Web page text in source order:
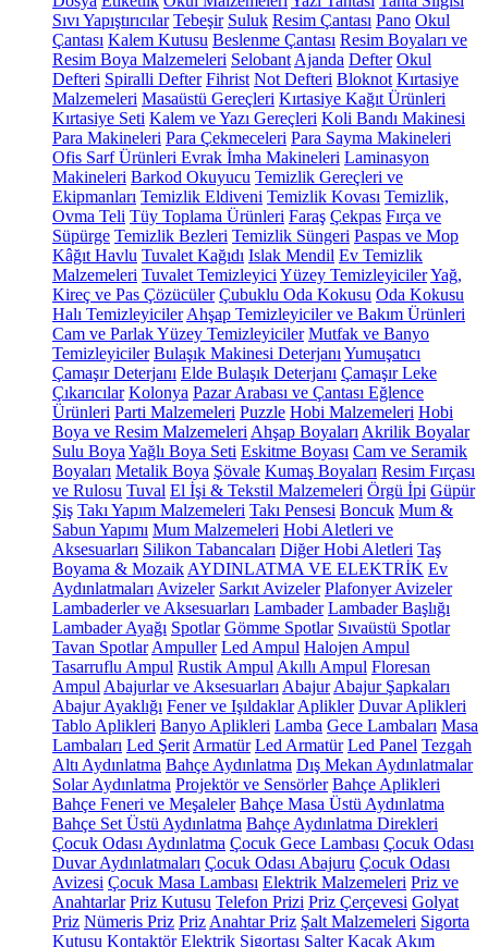
Sıvı Yapıştırıcılar Tebeşir Suluk Resim Çantası Pano Okul
Çantası Kalem Kutusu Beslenme Çantası Resim Boyaları ve
Resim Boya Malzemeleri Selobant Ajanda Defter Okul
Defteri Spiralli Defter Fihrist Not Defteri Bloknot Kırtasiye
Malzemeleri Masaüstü Gereçleri Kırtasiye Kağıt Ürünleri
Kırtasiye Seti Kalem ve Yazı Gereçleri Koli Bandı Makinesi
Para Makineleri Para Çekmeceleri Para Sayma Makineleri
Ofis Sarf Ürünleri Evrak İmha Makineleri Laminasyon
Makineleri Barkod Okuyucu Temizlik Gereçleri ve
Ekipmanları Temizlik Eldiveni Temizlik Kovası Temizlik,
Ovma Teli Tüy Toplama Ürünleri Faraş Çekpas Fırça ve
Süpürge Temizlik Bezleri Temizlik Süngeri Paspas ve Mop
Kâğıt Havlu Tuvalet Kağıdı Islak Mendil Ev Temizlik
Malzemeleri Tuvalet Temizleyici Yüzey TemizleyicilerYağ,
Kireç ve Pas Çözücüler Çubuklu Oda Kokusu Oda Kokusu
Halı Temizleyiciler Ahşap Temizleyiciler ve Bakım Ürünleri
Cam ve Parlak Yüzey Temizleyiciler Mutfak ve Banyo
Temizleyiciler Bulaşık Makinesi Deterjanı Yumuşatıcı
Çamaşır Deterjanı Elde Bulaşık Deterjanı Çamaşır Leke
Çıkarıcılar Kolonya Pazar Arabası ve Çantası Eğlence
Ürünleri Parti Malzemeleri Puzzle Hobi Malzemeleri Hobi
Boya ve Resim Malzemeleri Ahşap Boyaları Akrilik Boyalar
Sulu Boya Yağlı Boya Seti Eskitme Boyası Cam ve Seramik
Boyaları Metalik Boya Şövale Kumaş Boyaları Resim Fırçası
ve Rulosu Tuval El İşi & Tekstil Malzemeleri Örgü İpi Güpür
Şiş Takı Yapım Malzemeleri Takı Pensesi Boncuk Mum &
Sabun Yapımı Mum Malzemeleri Hobi Aletleri ve
Aksesuarları Silikon Tabancaları Diğer Hobi Aletleri Taş
Boyama & Mozaik AYDINLATMA VE ELEKTRİK Ev
Aydınlatmaları Avizeler Sarkıt Avizeler Plafonyer Avizeler
Lambaderler ve Aksesuarları Lambader Lambader Başlığı
Lambader Ayağı Spotlar Gömme Spotlar Sıvaüstü Spotlar
Tavan Spotlar Ampuller Led Ampul Halojen Ampul
Tasarruflu Ampul Rustik Ampul Akıllı Ampul Floresan
Ampul Abajurlar ve Aksesuarları Abajur Abajur Şapkaları
Abajur Ayaklığı Fener ve Işıldaklar Aplikler Duvar Aplikleri
Tablo Aplikleri Banyo Aplikleri Lamba Gece Lambaları Masa
Lambaları Led Şerit Armatür Led Armatür Led Panel Tezgah
Altı Aydınlatma Bahçe Aydınlatma Dış Mekan Aydınlatmalar
Solar Aydınlatma Projektör ve Sensörler Bahçe Aplikleri
Bahçe Feneri ve Meşaleler Bahçe Masa Üstü Aydınlatma
Bahçe Set Üstü Aydınlatma Bahçe Aydınlatma Direkleri
Çocuk Odası Aydınlatma Çocuk Gece Lambası Çocuk Odası
Duvar Aydınlatmaları Çocuk Odası Abajuru Çocuk Odası
Avizesi Çocuk Masa Lambası Elektrik Malzemeleri Priz ve
Anahtarlar Priz Kutusu Telefon Prizi Priz Çerçevesi Golyat
Priz Nümeris Priz Priz Anahtar Priz Şalt Malzemeleri Sigorta
Kutusu Kontaktör Elektrik Sigortası Şalter Kaçak Akım